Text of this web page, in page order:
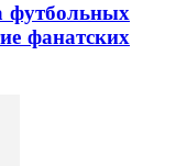
футбольных
фанатских